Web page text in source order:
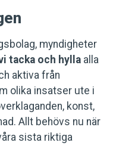
myndigheter
tacka och hylla alla
aktiva från
olika insatser ute i
konst,
Allt behövs nu när
sista riktiga